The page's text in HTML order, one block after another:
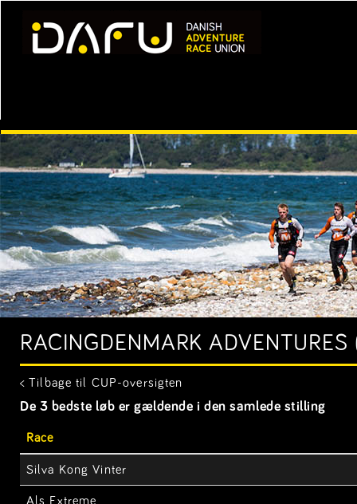
RACINGDENMARK
< Tilbage til CUP-oversigten
De 3 bedste løb er gældende i den samlede stilling
Race
Silva Kong Vinter
Als Extreme